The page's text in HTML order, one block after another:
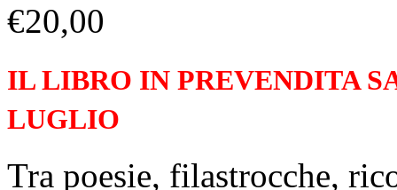
€20,00
IL LIBRO IN PREVENDITA
LUGLIO
Tra poesie, filastrocche,